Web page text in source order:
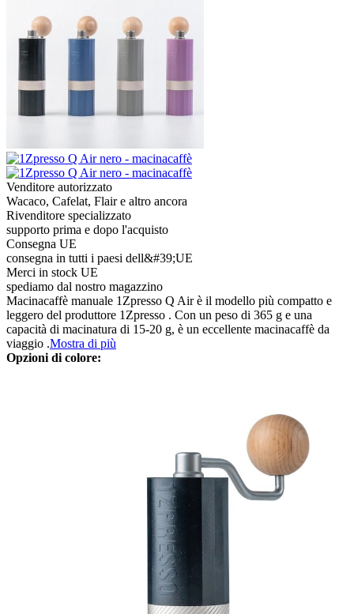
Venditore autorizzato
Wacaco, Cafelat, Flair e altro ancora
Rivenditore specializzato
supporto prima e dopo l'acquisto
Consegna UE
consegna in tutti i paesi dell&#39;UE
Merci in stock UE
spediamo dal nostro magazzino
Macinacaffè manuale 1Zpresso Q Air è il modello più compatto e
leggero del produttore 1Zpresso . Con un peso di 365 g e una
capacità di macinatura di 15-20 g, è un eccellente macinacaffè da
viaggio .Mostra di più
Opzioni di colore: